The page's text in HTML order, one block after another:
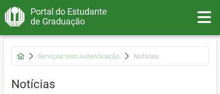
Portal do Estudante
de Graduação
Serviços sem Autenticação Notícias
Notícias